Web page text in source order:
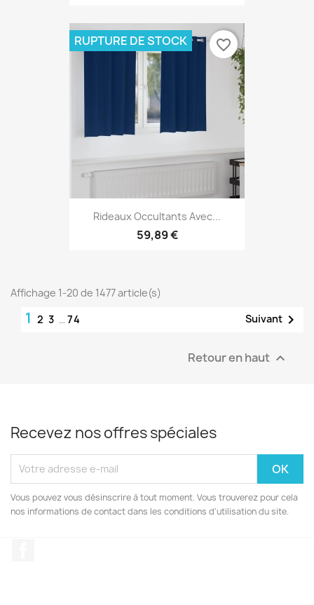
Rideaux Occultants Avec...
59,89 €
RUPTURE DE STOCK favorite_border
Affichage 1-20 de 1477 article(s)
1 2 3 … 74 Suivant 
Retour en haut 
Recevez nos offres spéciales
Vous pouvez vous désinscrire à tout moment. Vous trouverez pour cela
nos informations de contact dans les conditions d'utilisation du site.